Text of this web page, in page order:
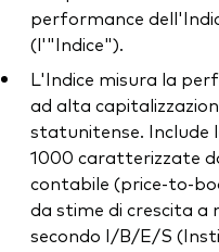
performance
(l'"Indice").
L'Indice misura la
ad alta
statunitense. Include
1000 caratterizzate
contabile
da stime di crescita a
secondo I/B/E/S